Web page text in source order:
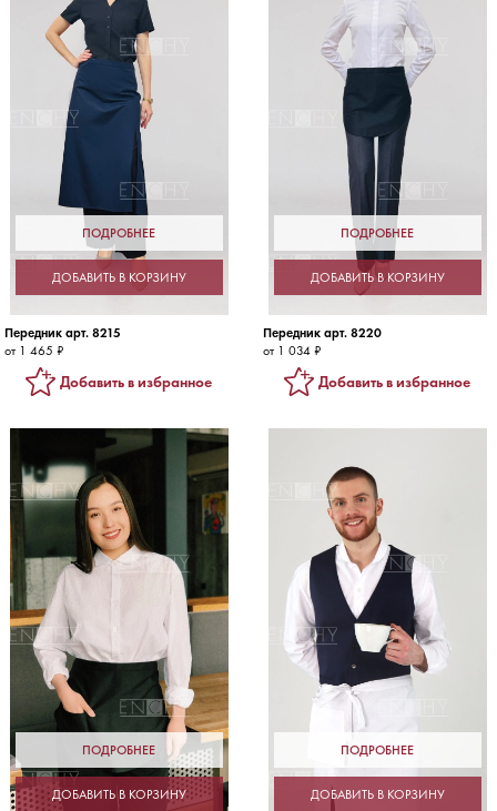
ПОДРОБНЕЕ
ДОБАВИТЬ В КОРЗИНУ
Передник арт. 8215
от 1 465 ₽
Добавить в избранное
ПОДРОБНЕЕ
ДОБАВИТЬ В КОРЗИНУ
Передник арт. 8220
от 1 034 ₽
Добавить в избранное
ПОДРОБНЕЕ
ДОБАВИТЬ В КОРЗИНУ
ПОДРОБНЕЕ
ДОБАВИТЬ В КОРЗИНУ